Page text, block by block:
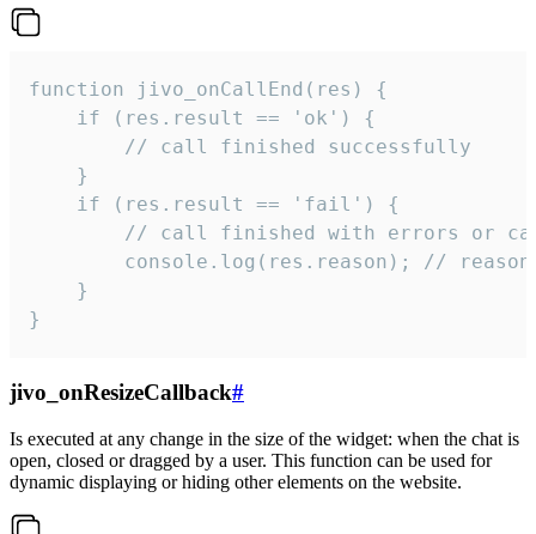
function jivo_onCallEnd(res) {
    if (res.result == 'ok') {
        // call finished successfully
    }
    if (res.result == 'fail') {
// call finished with errors or
console.log(res.reason); //
    }
}
jivo_onResizeCallback#
Is executed at any change in the size of the widget: when the chat is
open, closed or dragged by a user. This function can be used for
dynamic displaying or hiding other elements on the website.